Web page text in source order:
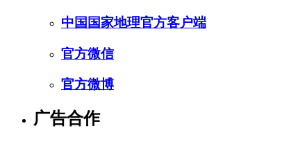
中国国家地理官方客户端
官方微信
官方微博
广告合作